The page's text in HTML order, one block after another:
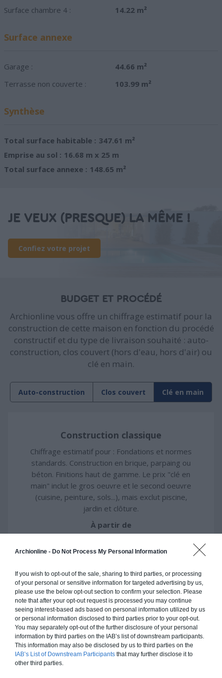
Archionline - Do Not Process My Personal Information
If you wish to opt-out of the sale, sharing to third parties, or processing
of your personal or sensitive information for targeted advertising by us,
please use the below opt-out section to confirm your selection. Please
note that after your opt-out request is processed you may continue
seeing interest-based ads based on personal information utilized by us
or personal information disclosed to third parties prior to your opt-out.
You may separately opt-out of the further disclosure of your personal
information by third parties on the IAB’s list of downstream participants.
This information may also be disclosed by us to third parties on the
IAB’s List of Downstream Participants that may further disclose it to
other third parties.
Surface chambre 4 :
14.22 m²
Surface annexe
Garage :
44.66 m²
Terrasse non couverte :
103.99 m²
Synthèse
Total surface habitable : 347.61 m²
Emprise au sol : 16.68 m x 25 m
Total surface annexe : 148.65 m²
JE VEUX (PRESQUE) LA MÊME !
Confiez votre projet
BUDGET ET PROCÉDÉ
Archionline vous offre un chiffrage estimatif pour la
construction de cette maison en fonction du procédé
constructif et du type de livraison souhaité : auto-
construction, clos couvert (hors d'eau, hors d'air) ou
clé en main.
Auto-construction Clos couvert Clé en main
Construction classique
Chiffrage estimatif pour : Fondations et normes
standards. Construction en brique, parpaing ou
béton. Finitions haut de gamme. Le prix "clé en
main" inclut le gros oeuvre et le second oeuvre
(cuisine, peinture, sols...), mais exclut piscine,
jardin et clôture.
À partir de
657 000€ TTC
Construction ossature bois
Chiffrage estimatif pour : Fondations et normes
standards. Construction en ossature bois isolé.
Finitions haut de gamme. Le prix "clé en main"